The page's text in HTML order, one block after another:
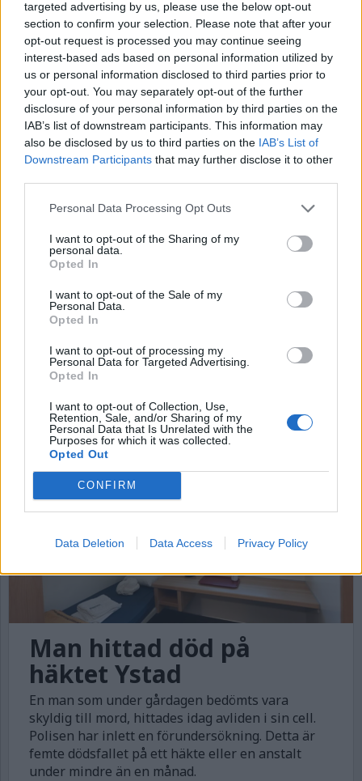
targeted advertising by us, please use the below opt-out
section to confirm your selection. Please note that after your
opt-out request is processed you may continue seeing
interest-based ads based on personal information utilized by
us or personal information disclosed to third parties prior to
your opt-out. You may separately opt-out of the further
disclosure of your personal information by third parties on the
IAB’s list of downstream participants. This information may
also be disclosed by us to third parties on the IAB’s List of
Downstream Participants that may further disclose it to other
Personal Data Processing Opt Outs
I want to opt-out of the Sharing of my
personal data.
Opted In
I want to opt-out of the Sale of my
Personal Data.
Opted In
I want to opt-out of processing my
Personal Data for Targeted Advertising.
Opted In
I want to opt-out of Collection, Use,
Retention, Sale, and/or Sharing of my
Personal Data that Is Unrelated with the
Purposes for which it was collected.
Opted Out
CONFIRM
Data Deletion Data Access Privacy Policy
Åtta döda intagna på
fyra månader
Under de senaste fyra månaderna har åtta
intagna avlidit i svenska häkten och anstalter.
Högsta chefen på
Göteborgshäktet tagen
ur tjänst
Kriminalvårdschefen på häktet Göteborg blev
under torsdagen avstängd.
Man hittad död på
häktet Ystad
En man som under gårdagen bedömts vara
skyldig till mord, hittades idag avliden i sin cell.
Polisen har inlett en förundersökning. Detta är
femte dödsfallet på ett häkte eller en anstalt
under mindre än en månad.